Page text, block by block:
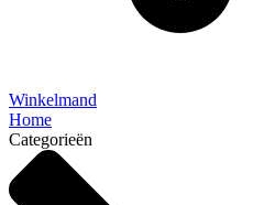
Winkelmand
Home
Categorieën